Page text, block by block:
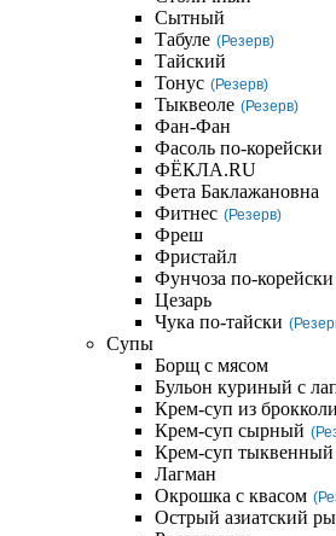
Сытный
Табуле (Резерв)
Тайский
Тонус (Резерв)
Тыквеоле (Резерв)
Фан-Фан
Фасоль по-корейски
ФЁКЛА.RU
Фета Баклажановна
Фитнес (Резерв)
Фреш
Фристайл
Фунчоза по-корейски
Цезарь
Чука по-тайски
Супы
Борщ с мясом
Бульон куриный с
Крем-суп из брокколи
Крем-суп сырный
Крем-суп тыквенный
Лагман
Окрошка с квасом
Острый азиатский